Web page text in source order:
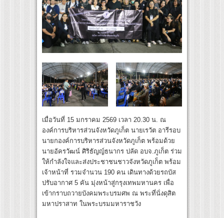
เมื่อวันที่ 15 มกราคม 2569 เวลา 20.30 น. ณ
องค์การบริหารส่วนจังหวัดภูเก็ต นายเรวัต อารีรอบ
นายกองค์การบริหารส่วนจังหวัดภูเก็ต พร้อมด้วย
นายอัครวัฒน์ ศิริธัญญ์ธนากร ปลัด อบจ.ภูเก็ต ร่วม
ให้กำลังใจและส่งประชาชนชาวจังหวัดภูเก็ต พร้อม
เจ้าหน้าที่ รวมจำนวน 190 คน เดินทางด้วยรถบัส
ปรับอากาศ 5 คัน มุ่งหน้าสู่กรุงเทพมหานคร เพื่อ
เข้ากราบถวายบังคมพระบรมศพ ณ พระที่นั่งดุสิต
มหาปราสาท ในพระบรมมหาราชวัง